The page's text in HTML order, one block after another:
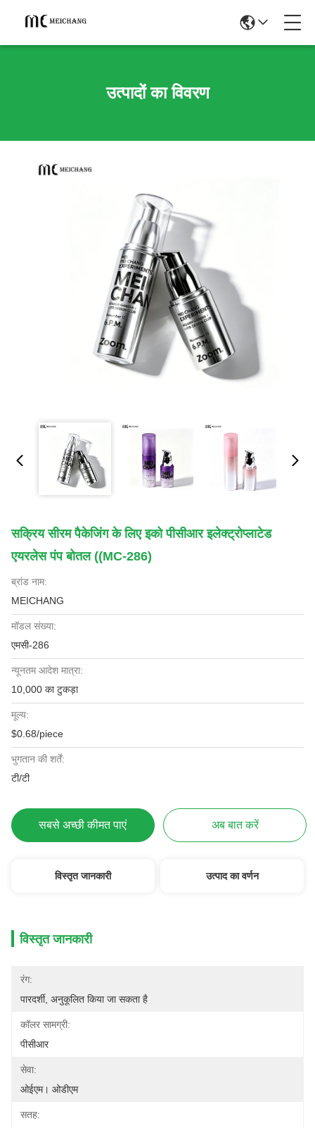
उत्पादों का विवरण
सक्रिय सीरम पैकेजिंग के लिए इको पीसीआर इलेक्ट्रोप्लाटेड
एयरलेस पंप बोतल ((MC-286)
ब्रांड नाम:
MEICHANG
मॉडल संख्या:
एमसी-286
न्यूनतम आदेश मात्रा:
10,000 का टुकड़ा
मूल्य:
$0.68/piece
भुगतान की शर्तें:
टी/टी
सबसे अच्छी कीमत पाएं अब बात करें
विस्तृत जानकारी उत्पाद का वर्णन
विस्तृत जानकारी
रंग:
पारदर्शी, अनुकूलित किया जा सकता है
कॉलर सामग्री:
पीसीआर
सेवा:
ओईएम। ओडीएम
सतह: